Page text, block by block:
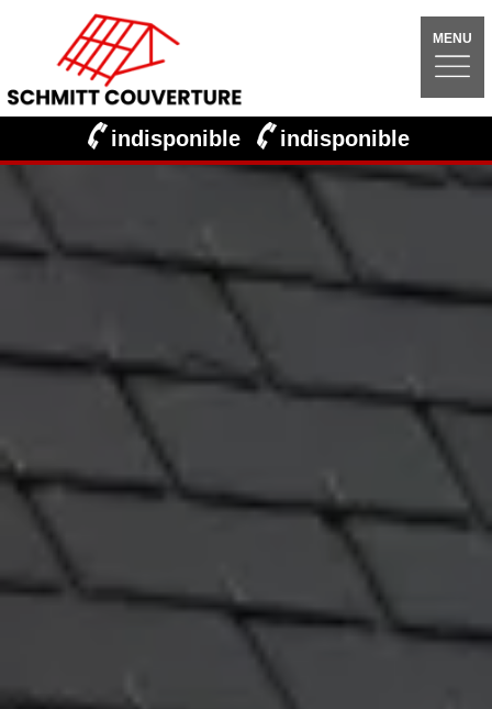
MENU
indisponible indisponible